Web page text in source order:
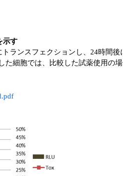
示す
ランスフェクションし、24時間
細胞では、比較した試薬使用の